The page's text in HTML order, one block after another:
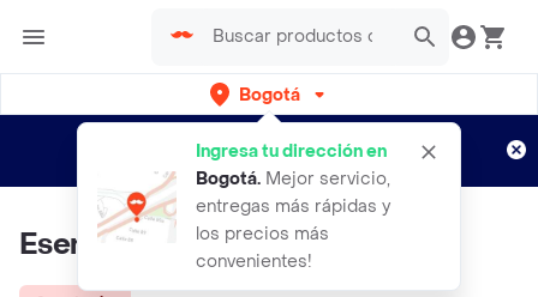
Bogotá
Ingresa tu dirección en
Bogotá. Mejor servicio,
entregas más rápidas y
los precios más
convenientes!
envíos gratis por semanas
Aplican TyC
Esencia De Canela Prodia